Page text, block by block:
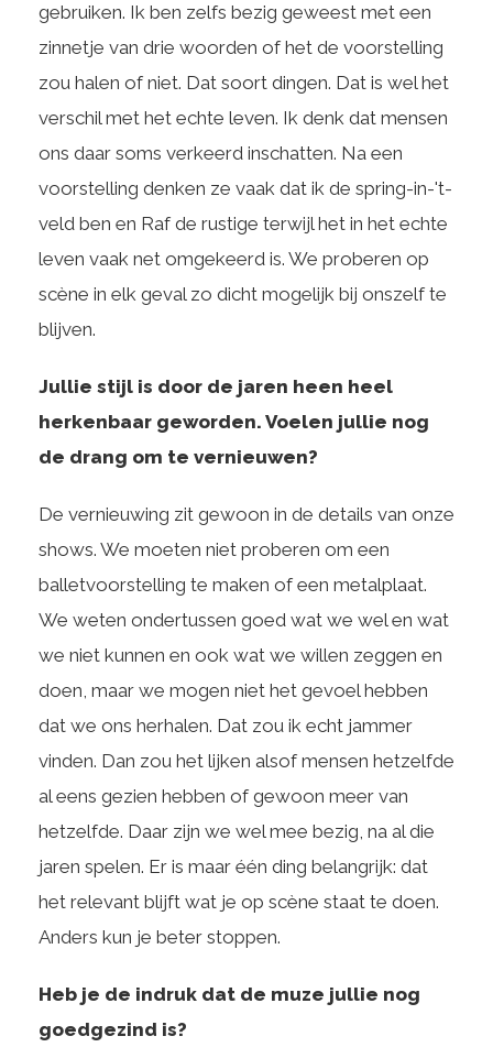
gebruiken. Ik ben zelfs bezig geweest met een
zinnetje van drie woorden of het de voorstelling
zou halen of niet. Dat soort dingen. Dat is wel het
verschil met het echte leven. Ik denk dat mensen
ons daar soms verkeerd inschatten. Na een
voorstelling denken ze vaak dat ik de spring-in-'t-
veld ben en Raf de rustige terwijl het in het echte
leven vaak net omgekeerd is. We proberen op
scène in elk geval zo dicht mogelijk bij onszelf te
blijven.
Jullie stijl is door de jaren heen heel
herkenbaar geworden. Voelen jullie nog
de drang om te vernieuwen?
De vernieuwing zit gewoon in de details van onze
shows. We moeten niet proberen om een
balletvoorstelling te maken of een metalplaat.
We weten ondertussen goed wat we wel en wat
we niet kunnen en ook wat we willen zeggen en
doen, maar we mogen niet het gevoel hebben
dat we ons herhalen. Dat zou ik echt jammer
vinden. Dan zou het lijken alsof mensen hetzelfde
al eens gezien hebben of gewoon meer van
hetzelfde. Daar zijn we wel mee bezig, na al die
jaren spelen. Er is maar één ding belangrijk: dat
het relevant blijft wat je op scène staat te doen.
Anders kun je beter stoppen.
Heb je de indruk dat de muze jullie nog
goedgezind is?